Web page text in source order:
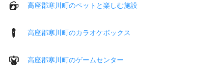
高座郡寒川町のペットと楽しむ施設
高座郡寒川町のカラオケボックス
高座郡寒川町のゲームセンター